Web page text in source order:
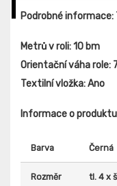
Podrobné informace:
Metrů v roli:10 bm
Orientační váha role:
Textilní vložka:Ano
Informace o produktu
Barva Černá
Rozměr tl. 4 x